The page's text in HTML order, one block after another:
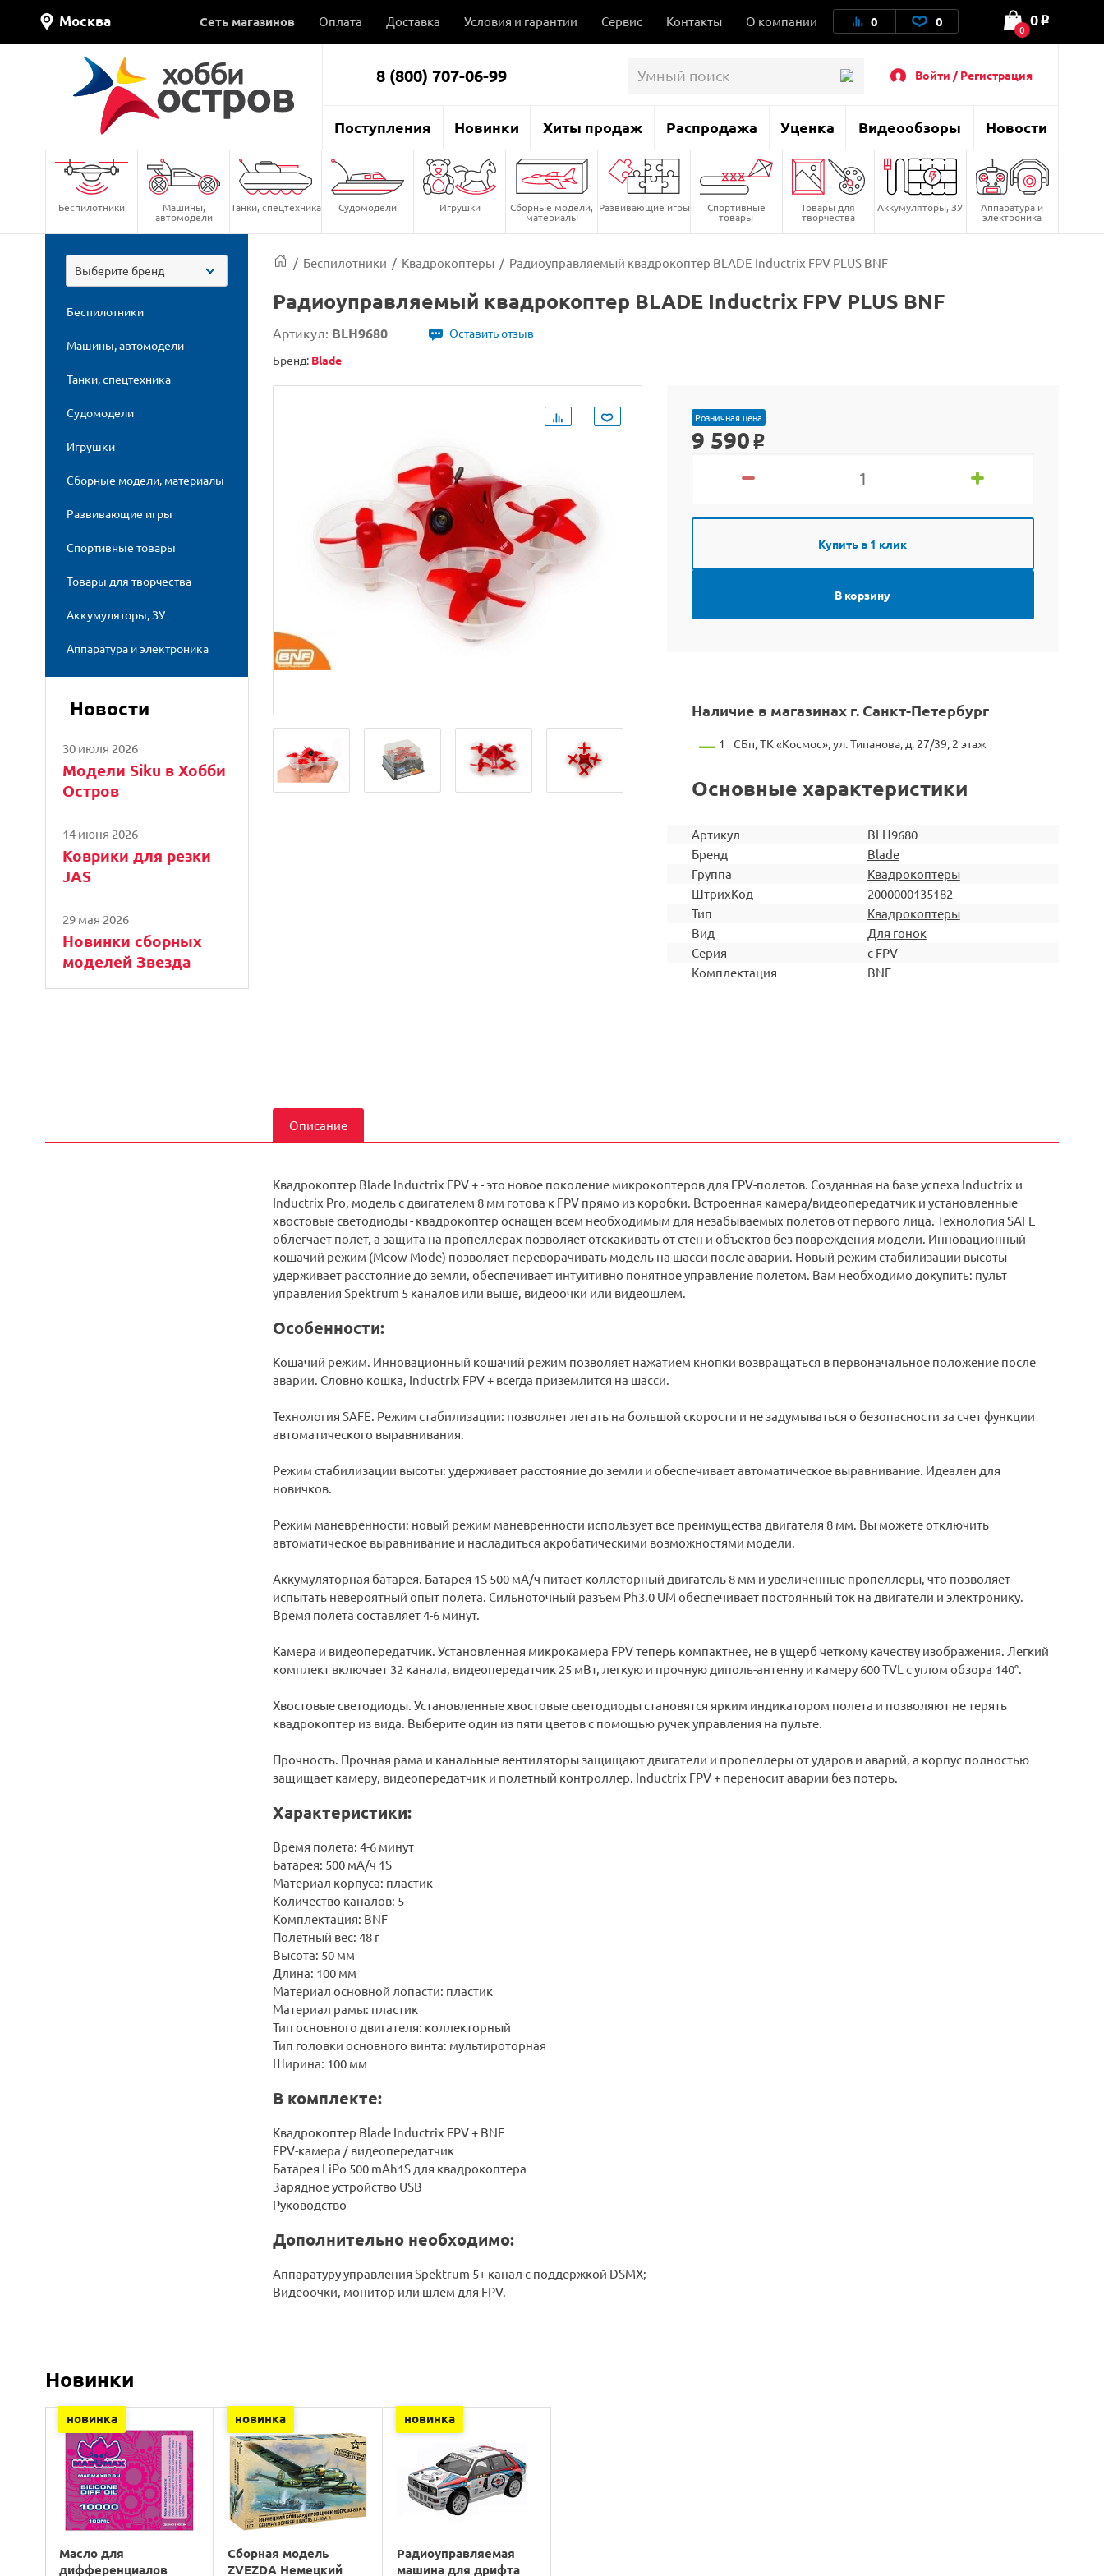
Москва Сеть магазинов Оплата Доставка Условия и гарантии Сервис Контакты О компании 0 0 0
0 o
8 (800) 707-06-99 Войти / Регистрация
Поступления Новинки Хиты продаж Распродажа Уценка Видеообзоры Новости
Беспилотники Машины,
автомодели
Танки, спецтехника Судомодели Игрушки Сборные модели,
материалы
Развивающие игры Спортивные
товары
Товары для
творчества
Аккумуляторы, ЗУ Аппаратура и
электроника
Выберите бренд
Беспилотники
Машины, автомодели
Танки, спецтехника
Судомодели
Игрушки
Сборные модели, материалы
Развивающие игры
Спортивные товары
Товары для творчества
Аккумуляторы, ЗУ
Аппаратура и электроника
Новости
30 июля 2026
Модели Siku в Хобби
Остров
14 июня 2026
Коврики для резки
JAS
29 мая 2026
Новинки сборных
моделей Звезда
/ Беспилотники / Квадрокоптеры / Радиоуправляемый квадрокоптер BLADE Inductrix FPV PLUS BNF
Радиоуправляемый квадрокоптер BLADE Inductrix FPV PLUS BNF
Артикул: BLH9680
Оставить отзыв
Бренд: Blade
Розничная цена
9 590 o
Купить в 1 клик
В корзину
Наличие в магазинах г. Санкт-Петербург
1 СБп, ТК «Космос», ул. Типанова, д. 27/39, 2 этаж
Основные характеристики
Артикул
BLH9680
Бренд
Blade
Группа
Квадрокоптеры
ШтрихКод
2000000135182
Тип
Квадрокоптеры
Вид
Для гонок
Серия
с FPV
Комплектация
BNF
Описание
Квадрокоптер Blade Inductrix FPV + - это новое поколение микрокоптеров для FPV-полетов. Созданная на базе успеха Inductrix и
Inductrix Pro, модель с двигателем 8 мм готова к FPV прямо из коробки. Встроенная камера/видеопередатчик и установленные
хвостовые светодиоды - квадрокоптер оснащен всем необходимым для незабываемых полетов от первого лица. Технология SAFE
облегчает полет, а защита на пропеллерах позволяет отскакивать от стен и объектов без повреждения модели. Инновационный
кошачий режим (Meow Mode) позволяет переворачивать модель на шасси после аварии. Новый режим стабилизации высоты
удерживает расстояние до земли, обеспечивает интуитивно понятное управление полетом. Вам необходимо докупить: пульт
управления Spektrum 5 каналов или выше, видеоочки или видеошлем.
Особенности:
Кошачий режим. Инновационный кошачий режим позволяет нажатием кнопки возвращаться в первоначальное положение после
аварии. Словно кошка, Inductrix FPV + всегда приземлится на шасси.
Технология SAFE. Режим стабилизации: позволяет летать на большой скорости и не задумываться о безопасности за счет функции
автоматического выравнивания.
Режим стабилизации высоты: удерживает расстояние до земли и обеспечивает автоматическое выравнивание. Идеален для
новичков.
Режим маневренности: новый режим маневренности использует все преимущества двигателя 8 мм. Вы можете отключить
автоматическое выравнивание и насладиться акробатическими возможностями модели.
Аккумуляторная батарея. Батарея 1S 500 мА/ч питает коллеторный двигатель 8 мм и увеличенные пропеллеры, что позволяет
испытать невероятный опыт полета. Сильноточный разъем Ph3.0 UM обеспечивает постоянный ток на двигатели и электронику.
Время полета составляет 4-6 минут.
Камера и видеопередатчик. Установленная микрокамера FPV теперь компактнее, не в ущерб четкому качеству изображения. Легкий
комплект включает 32 канала, видеопередатчик 25 мВт, легкую и прочную диполь-антенну и камеру 600 TVL с углом обзора 140°.
Хвостовые светодиоды. Установленные хвостовые светодиоды становятся ярким индикатором полета и позволяют не терять
квадрокоптер из вида. Выберите один из пяти цветов с помощью ручек управления на пульте.
Прочность. Прочная рама и канальные вентиляторы защищают двигатели и пропеллеры от ударов и аварий, а корпус полностью
защищает камеру, видеопередатчик и полетный контроллер. Inductrix FPV + переносит аварии без потерь.
Характеристики:
Время полета: 4-6 минут
Батарея: 500 мА/ч 1S
Материал корпуса: пластик
Количество каналов: 5
Комплектация: BNF
Полетный вес: 48 г
Высота: 50 мм
Длина: 100 мм
Материал основной лопасти: пластик
Материал рамы: пластик
Тип основного двигателя: коллекторный
Тип головки основного винта: мультироторная
Ширина: 100 мм
В комплекте:
Квадрокоптер Blade Inductrix FPV + BNF
FPV-камера / видеопередатчик
Батарея LiPo 500 mAh1S для квадрокоптера
Зарядное устройство USB
Руководство
Дополнительно необходимо:
Аппаратуру управления Spektrum 5+ канал с поддержкой DSMX;
Видеоочки, монитор или шлем для FPV.
Новинки
новинка
Масло для
дифференциалов
новинка
Сборная модель
ZVEZDA Немецкий
новинка
Радиоуправляемая
машина для дрифта